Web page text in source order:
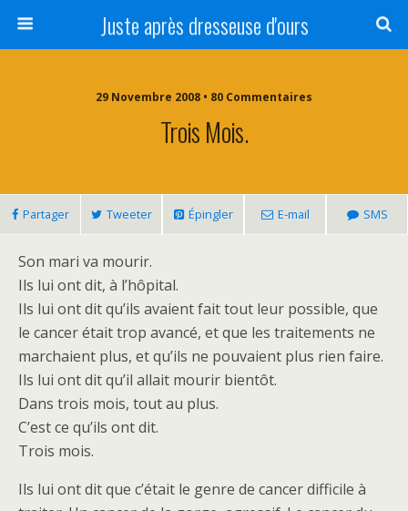
Juste après dresseuse d'ours
29 Novembre 2008 • 80 Commentaires
Trois Mois.
Partager Tweeter Épingler E-mail SMS
Son mari va mourir.
Ils lui ont dit, à l’hôpital.
Ils lui ont dit qu’ils avaient fait tout leur possible, que
le cancer était trop avancé, et que les traitements ne
marchaient plus, et qu’ils ne pouvaient plus rien faire.
Ils lui ont dit qu’il allait mourir bientôt.
Dans trois mois, tout au plus.
C’est ce qu’ils ont dit.
Trois mois.
Ils lui ont dit que c’était le genre de cancer difficile à